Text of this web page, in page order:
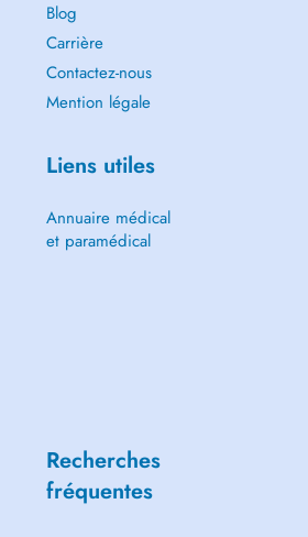
Blog
Carrière
Contactez-nous
Mention légale
Liens utiles
Annuaire médical
et paramédical
Recherches
fréquentes